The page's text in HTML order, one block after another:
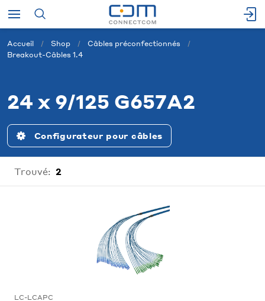
Accueil Shop
Câbles préconfectionnés
Breakout-Câbles 1.4
24 x 9/125 G657A2
Configurateur pour câbles
Trouvé: 2
LC-LCAPC